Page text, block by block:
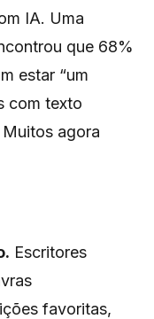
IA. Uma
que 68%
estar “um
com texto
agora
Escritores
favoritas,